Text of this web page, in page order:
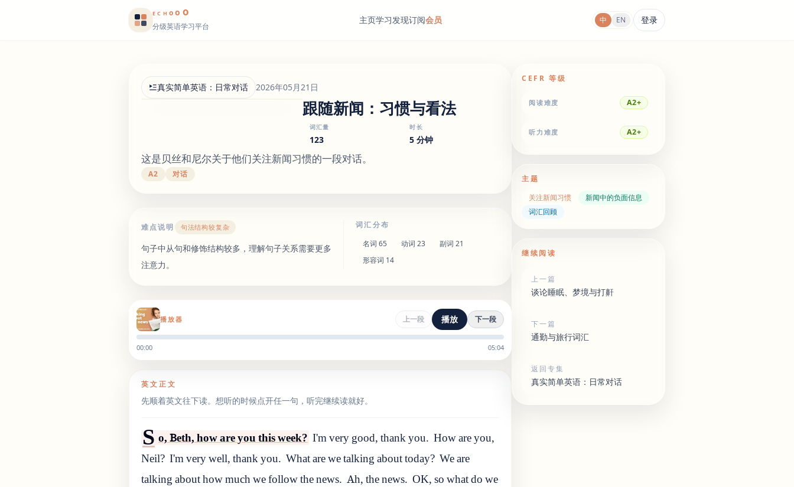
ECHoo o
分级英语学习平台
主页学习发现订阅会员 中 EN 登录
真实简单英语：日常对话 2026年05月21日
跟随新闻：习惯与看法
词汇量
123
时长
5 分钟
这是贝丝和尼尔关于他们关注新闻习惯的一段对话。
A2 对话
难点说明 句法结构较复杂
句子中从句和修饰结构较多，理解句子关系需要更多
注意力。
词汇分布
名词 65 动词 23 副词 21
形容词 14
播放器 上一段 播放 下一段
00:00 05:04
英文正文
先顺着英文往下读。想听的时候点开任一句，听完继续读就好。
S o, Beth, how are you this week? I'm very good, thank you. How are you,
Neil? I'm very well, thank you. What are we talking about today? We are
talking about how much we follow the news. Ah, the news. OK, so what do we
CEFR 等级
阅读难度 A2+
听力难度 A2+
主题
关注新闻习惯
新闻中的负面信息
词汇回顾
继续阅读
上一篇
谈论睡眠、梦境与打鼾
下一篇
通勤与旅行词汇
返回专集
真实简单英语：日常对话